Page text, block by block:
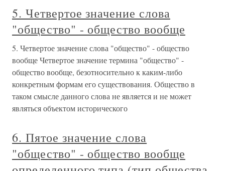
5. Четвертое значение слова
"общество" - общество вообще
5. Четвертое значение слова "общество" - общество
вообще Четвертое значение термина "общество" -
общество вообще, безотносительно к каким-либо
конкретным формам его существования. Общество в
таком смысле данного слова не является и не может
являться объектом исторического
6. Пятое значение слова
"общество" - общество вообще